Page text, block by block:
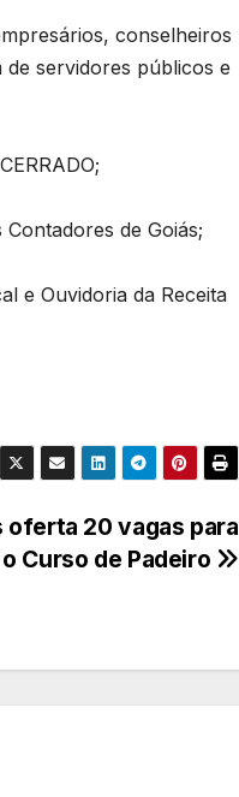
conselheiros
de servidores públicos e
de Goiás;
e Ouvidoria da Receita
20 vagas para
o Curso de Padeiro